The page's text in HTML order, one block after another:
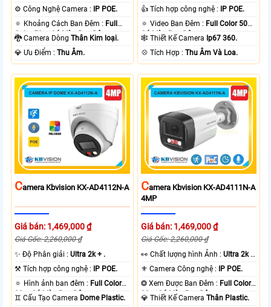
⚙ Công Nghệ Camera :
IP POE.
🔅 Khoảng Cách Ban Đêm : Full
Color 50m Có Màu Ban Ðêm.
🐉️ Camera DòngThân Kim loại.
️💎 Ưu Điểm :Thu Âm.
👍 Tích hợp công nghệ :
IP POE.
🔅 Video Ban Đêm : Full Color 50m
Có Màu Ban Ðêm.
🕸️ Thiết Kế Camera Ip67 360.
️💠 Tích Hợp :Thu Âm Và Loa.
CAmera Kbvision KX-AD4112N-A
Giá bán: 1,469,000 ₫
Giá Gốc: 2,260,000 ₫
✨ Độ Phân giải :Ultra 2k + .
⚒ Tích hợp công nghệ : IP POE.
🔅 Hình ảnh ban đêm : Full Color
30m Có Màu Ban Ðêm.
♊ Cấu Tạo Camera Dome Plastic.
CAmera Kbvision KX-AD4111N-A
4MP
Giá bán: 1,469,000 ₫
Giá Gốc: 2,260,000 ₫
️👀 Chất lượng hình Ảnh :Ultra 2k +
⚜️ Camera Công nghệ : IP POE.
❂ Xem Được Ban Đêm : Full Color
30m Có Màu Ban Ðêm.
💎 Thiết Kế CameraThân Plastic.